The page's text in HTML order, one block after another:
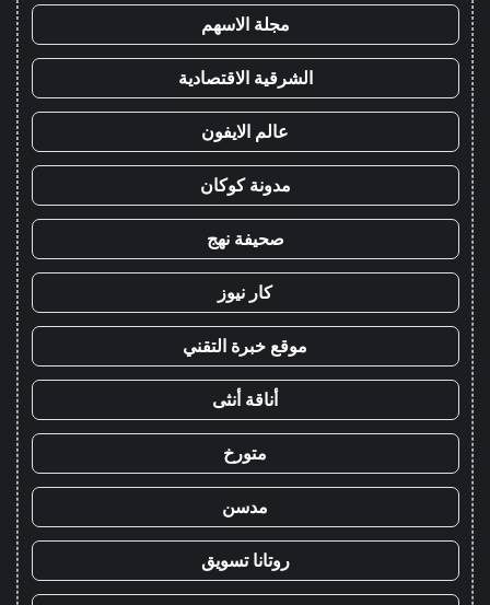
مجلة الاسهم
الشرقية الاقتصادية
عالم الايفون
مدونة كوكان
صحيفة نهج
كار نيوز
موقع خبرة التقني
أناقة أنثى
متورخ
مدسن
روتانا تسويق